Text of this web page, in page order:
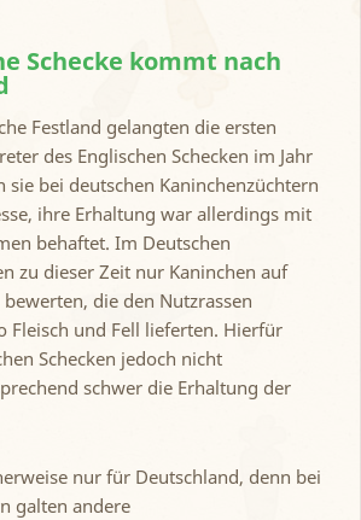
Schecke kommt nach
Festland gelangten die ersten
des Englischen Schecken im Jahr
sie bei deutschen Kaninchenzüchtern
ihre Erhaltung war allerdings mit
behaftet. Im Deutschen
zu dieser Zeit nur Kaninchen auf
die den Nutzrassen
Fleisch und Fell lieferten. Hierfür
Schecken jedoch nicht
schwer die Erhaltung der
nur für Deutschland, denn bei
galten andere